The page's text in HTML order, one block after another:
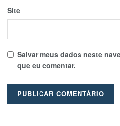
Site
Salvar meus dados neste
que eu comentar.